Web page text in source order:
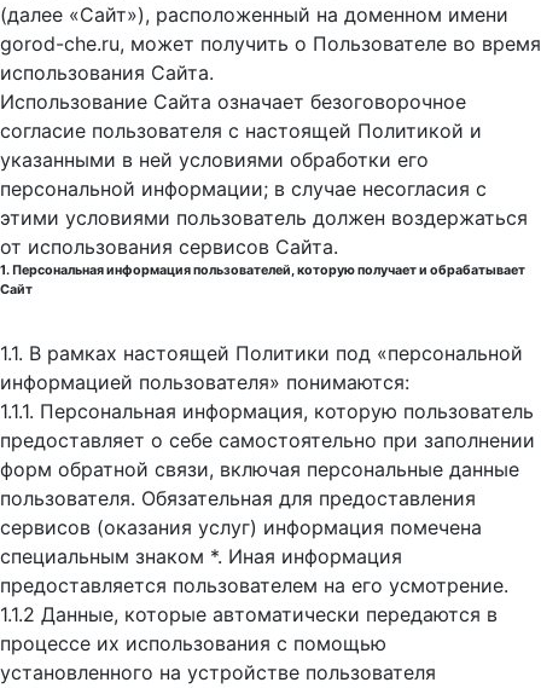
(далее «Сайт»), расположенный на доменном имени
gorod-che.ru, может получить о Пользователе во время
использования Cайта.
Использование Сайта означает безоговорочное
согласие пользователя с настоящей Политикой и
указанными в ней условиями обработки его
персональной информации; в случае несогласия с
этими условиями пользователь должен воздержаться
от использования сервисов Сайта.
1. Персональная информация пользователей, которую получает и обрабатывает
Сайт
1.1. В рамках настоящей Политики под «персональной
информацией пользователя» понимаются:
1.1.1. Персональная информация, которую пользователь
предоставляет о себе самостоятельно при заполнении
форм обратной связи, включая персональные данные
пользователя. Обязательная для предоставления
сервисов (оказания услуг) информация помечена
специальным знаком *. Иная информация
предоставляется пользователем на его усмотрение.
1.1.2 Данные, которые автоматически передаются в
процессе их использования с помощью
установленного на устройстве пользователя